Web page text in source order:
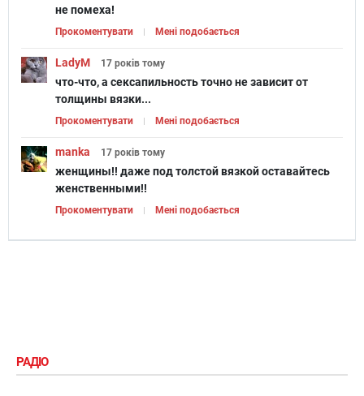
не помеха!
Прокоментувати Мені подобається
LadyM 17 років тому
что-что, а сексапильность точно не зависит от
толщины вязки...
Прокоментувати Мені подобається
manka 17 років тому
женщины!! даже под толстой вязкой оставайтесь
женственными!!
Прокоментувати Мені подобається
РАДІО